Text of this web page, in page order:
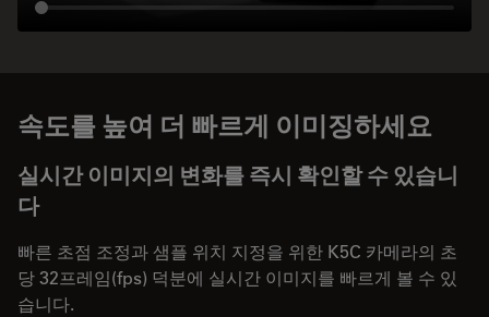
속도를 높여 더 빠르게 이미징하세요
실시간 이미지의 변화를 즉시 확인할 수 있습니
다
빠른 초점 조정과 샘플 위치 지정을 위한 K5C 카메라의 초
당 32프레임(fps) 덕분에 실시간 이미지를 빠르게 볼 수 있
습니다.